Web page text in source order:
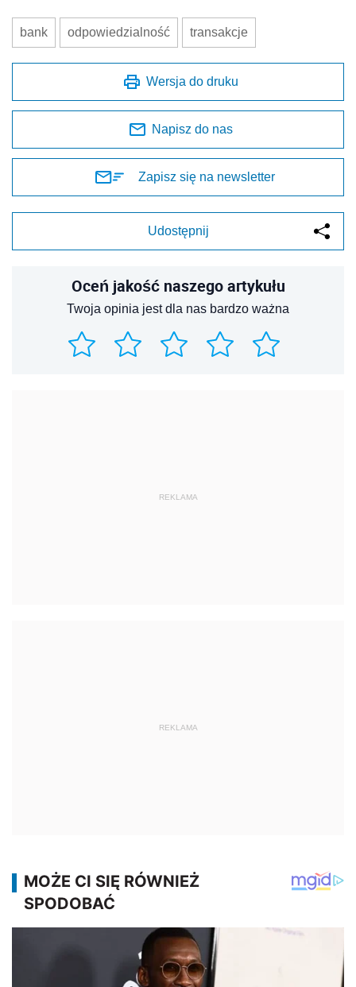
bank odpowiedzialność transakcje
Wersja do druku
Napisz do nas
Zapisz się na newsletter
Udostępnij
Oceń jakość naszego artykułu
Twoja opinia jest dla nas bardzo ważna
REKLAMA
REKLAMA